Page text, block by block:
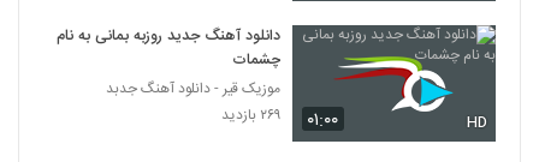
5672
دانلود آهنگ امید دلان عکس (Omid Delan
Aks)
Bijan Jouyande Mage Eshgh In Nist
۰۱:۰۰ HD
دانلود آهنگ جدید روزبه بمانی به نام
چشمات
موزیک قیر - دانلود آهنگ جدبد
۲۶۹ بازدید